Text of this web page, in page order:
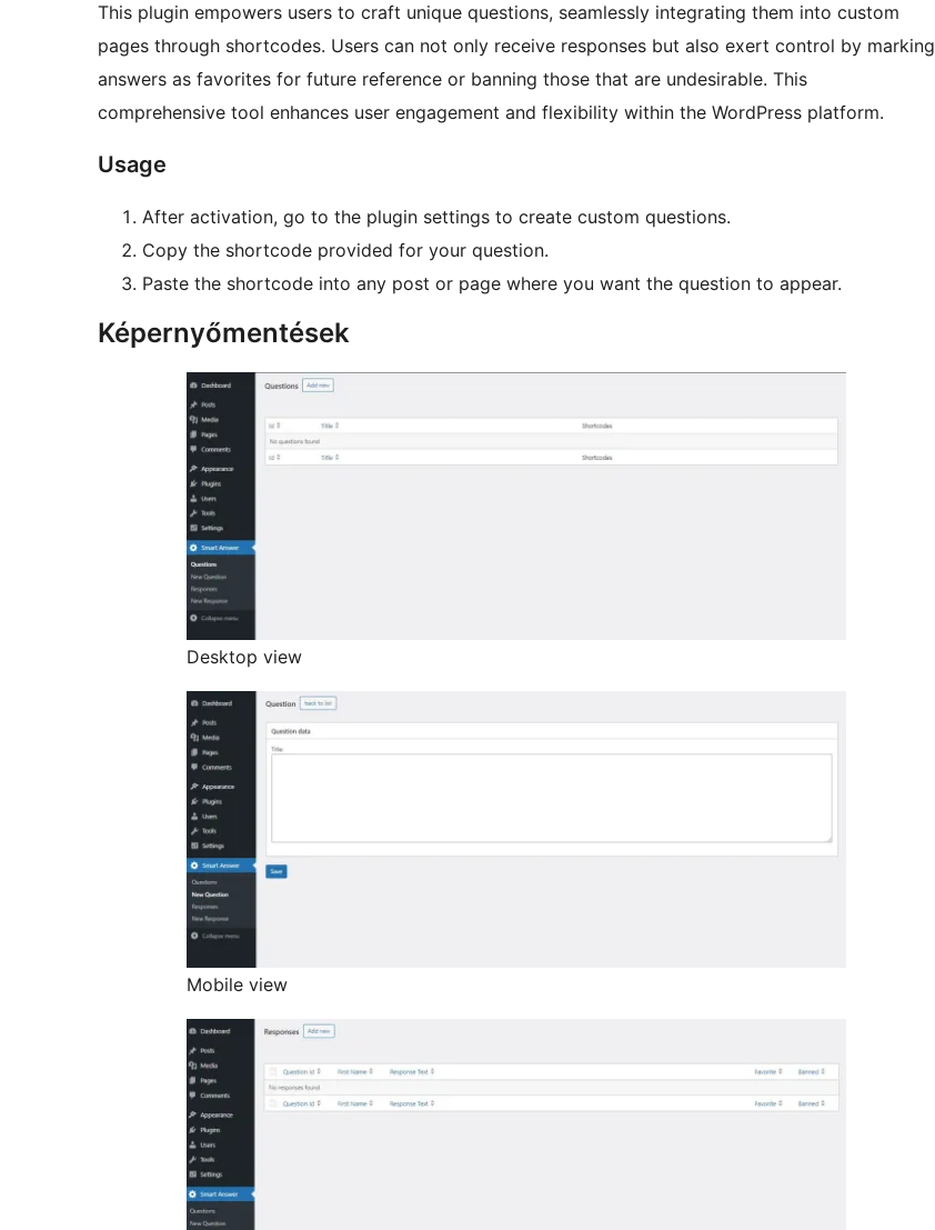
This plugin empowers users to craft unique questions, seamlessly integrating them into custom
pages through shortcodes. Users can not only receive responses but also exert control by marking
answers as favorites for future reference or banning those that are undesirable. This
comprehensive tool enhances user engagement and flexibility within the WordPress platform.
Usage
After activation, go to the plugin settings to create custom questions.
Copy the shortcode provided for your question.
Paste the shortcode into any post or page where you want the question to appear.
Képernyőmentések
Desktop view
Mobile view